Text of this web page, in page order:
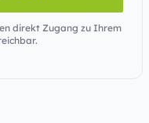
direkt Zugang zu Ihrem